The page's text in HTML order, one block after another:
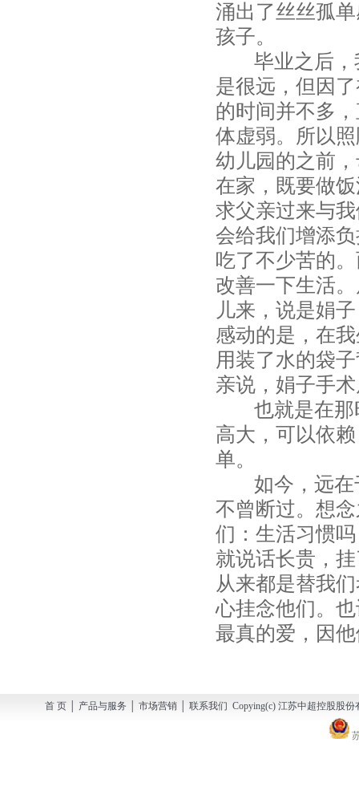
涌出了丝丝孤
孩子。
毕业之后，
是很远，但因
的时间并不多
体虚弱。所以
幼儿园的之前
在家，既要做
求父亲过来与
会给我们增添
吃了不少苦的
改善一下生活
儿来，说是娟
感动的是，在
用装了水的袋
亲说，娟子手
也就是在那
高大，可以依
单。
如今，远在
不曾断过。想
们：生活习惯
就说话长贵，
从来都是替我
心挂念他们。
最真的爱，因
首 页 │ 产品与服务 │ 市场营销 │ 联系我们 Copying(c) 江苏中超控股股